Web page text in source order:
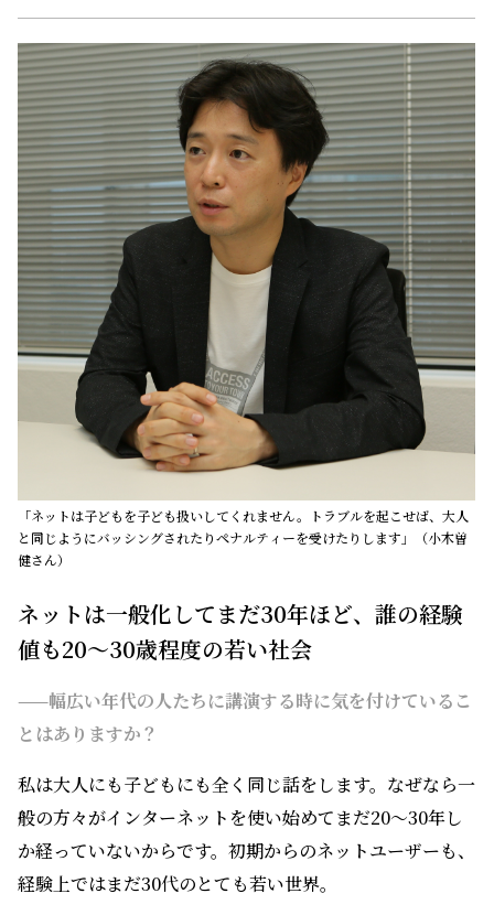
「ネットは子どもを子ども扱いしてくれません。トラブルを起こせば、大人
と同じようにバッシングされたりペナルティーを受けたりします」（小木曽
健さん）
ネットは一般化してまだ30年ほど、誰の経験
値も20～30歳程度の若い社会
——幅広い年代の人たちに講演する時に気を付けているこ
とはありますか？
私は大人にも子どもにも全く同じ話をします。なぜなら一
般の方々がインターネットを使い始めてまだ20～30年し
か経っていないからです。初期からのネットユーザーも、
経験上ではまだ30代のとても若い世界。